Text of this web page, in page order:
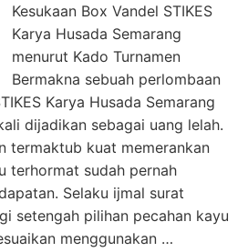
Kesukaan Box Vandel STIKES
Karya Husada Semarang
menurut Kado Turnamen
Bermakna sebuah perlombaan
Karya Husada Semarang
dijadikan sebagai uang lelah.
termaktub kuat memerankan
terhormat sudah pernah
Selaku ijmal surat
setengah pilihan pecahan kayu
menggunakan …